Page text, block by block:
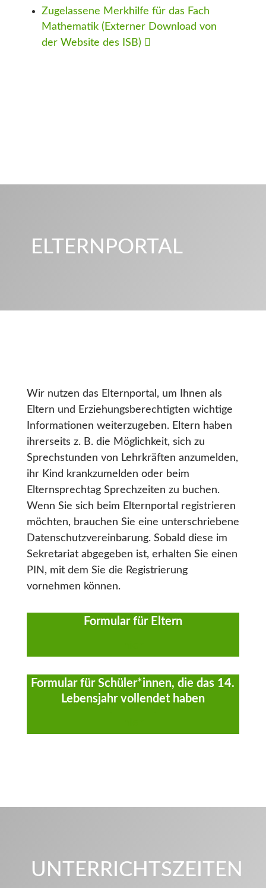
Zugelassene Merkhilfe für das Fach
Mathematik (Externer Download von
der Website des ISB)
ELTERNPORTAL
Wir nutzen das Elternportal, um Ihnen als
Eltern und Erziehungsberechtigten wichtige
Informationen weiterzugeben. Eltern haben
ihrerseits z. B. die Möglichkeit, sich zu
Sprechstunden von Lehrkräften anzumelden,
ihr Kind krankzumelden oder beim
Elternsprechtag Sprechzeiten zu buchen.
Wenn Sie sich beim Elternportal registrieren
möchten, brauchen Sie eine unterschriebene
Datenschutzvereinbarung. Sobald diese im
Sekretariat abgegeben ist, erhalten Sie einen
PIN, mit dem Sie die Registrierung
vornehmen können.
Formular für Eltern
Formular für Schüler*innen, die das 14.
Lebensjahr vollendet haben
UNTERRICHTSZEITEN